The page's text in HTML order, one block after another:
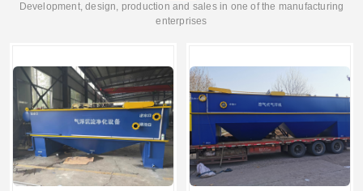
Development, design, production and sales in one of the manufacturing
enterprises